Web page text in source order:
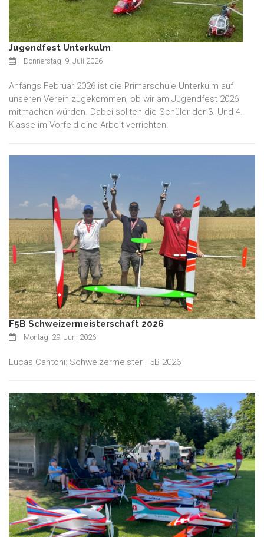
Jugendfest Unterkulm
Donnerstag, 9. Juli 2026
Anfangs Februar 2026 ist die Primarschule Unterkulm auf
unseren Verein zugekommen, ob wir am Jugendfest 2026
mitmachen würden. Dabei sollten die Schüler der 3. Und 4.
Klasse im Vorfeld eine Arbeit verrichten.
F5B Schweizermeisterschaft 2026
Montag, 29. Juni 2026
Lucas Cantoni: Schweizermeister F5B 2026